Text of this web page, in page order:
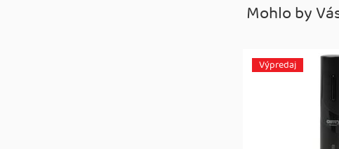
Mohlo by
Výpredaj